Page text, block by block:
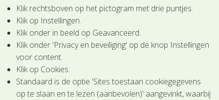
Klik rechtsboven op het pictogram met drie puntjes.
Klik op Instellingen.
Klik onder in beeld op Geavanceerd.
Klik onder 'Privacy en beveiliging' op de knop Instellingen
voor content.
Klik op Cookies.
Standaard is de optie 'Sites toestaan cookiegegevens
op te slaan en te lezen (aanbevolen)' aangevinkt, waarbij